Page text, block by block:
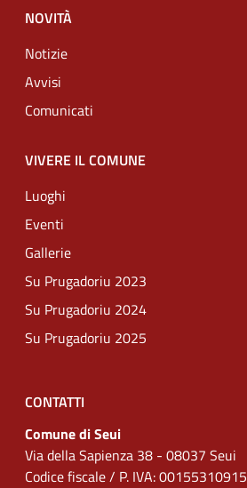
NOVITÀ
Notizie
Avvisi
Comunicati
VIVERE IL COMUNE
Luoghi
Eventi
Gallerie
Su Prugadoriu 2023
Su Prugadoriu 2024
Su Prugadoriu 2025
CONTATTI
Comune di Seui
Via della Sapienza 38 - 08037 Seui
Codice fiscale / P. IVA: 00155310915